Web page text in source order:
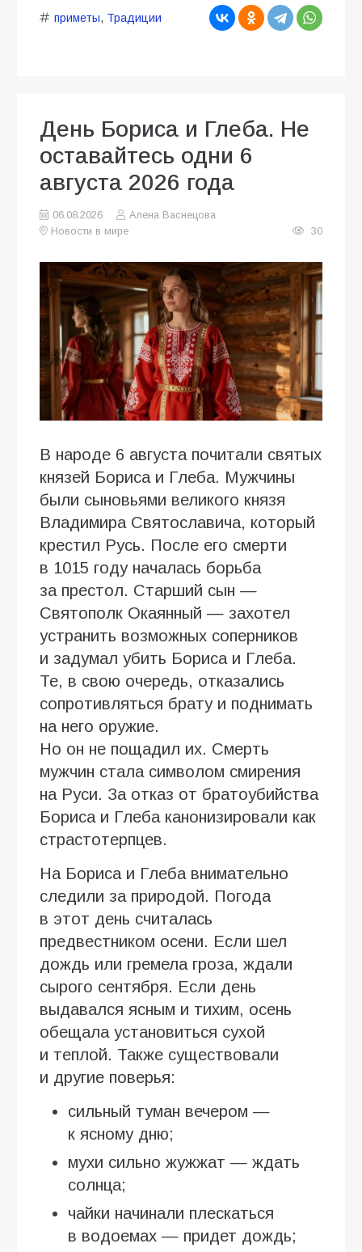
приметы, Традиции
День Бориса и Глеба. Не
оставайтесь одни 6
августа 2026 года
06.08.2026
Алена Васнецова
Новости в мире
30
В народе 6 августа почитали святых
князей Бориса и Глеба. Мужчины
были сыновьями великого князя
Владимира Святославича, который
крестил Русь. После его смерти
в 1015 году началась борьба
за престол. Старший сын —
Святополк Окаянный — захотел
устранить возможных соперников
и задумал убить Бориса и Глеба.
Те, в свою очередь, отказались
сопротивляться брату и поднимать
на него оружие.
Но он не пощадил их. Смерть
мужчин стала символом смирения
на Руси. За отказ от братоубийства
Бориса и Глеба канонизировали как
страстотерпцев.
На Бориса и Глеба внимательно
следили за природой. Погода
в этот день считалась
предвестником осени. Если шел
дождь или гремела гроза, ждали
сырого сентября. Если день
выдавался ясным и тихим, осень
обещала установиться сухой
и теплой. Также существовали
и другие поверья:
сильный туман вечером —
к ясному дню;
мухи сильно жужжат — ждать
солнца;
чайки начинали плескаться
в водоемах — придет дождь;